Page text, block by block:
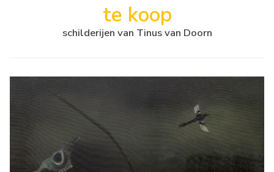
te koop
schilderijen van Tinus van Doorn